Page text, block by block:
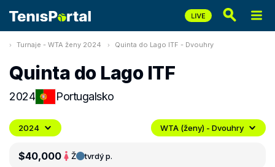
Turnaje - WTA ženy 2024 Quinta do Lago ITF - Dvouhry
Quinta do Lago ITF
2024 Portugalsko
2024 WTA (ženy) - Dvouhry
$40,000 Ž tvrdý p.